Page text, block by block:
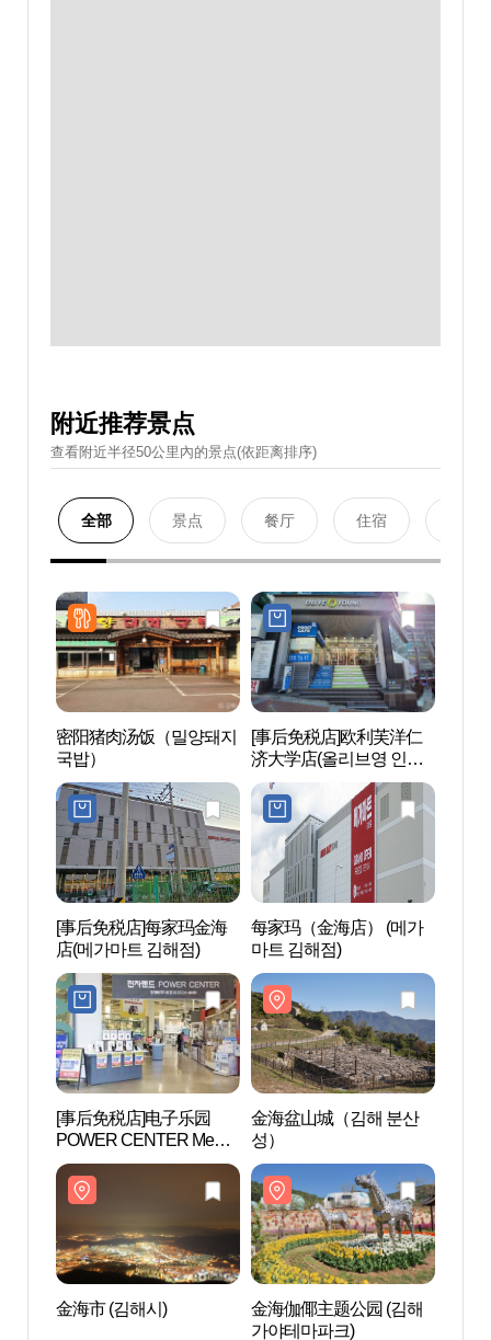
附近推荐景点
查看附近半径50公里內的景点(依距离排序)
全部 景点 餐厅 住宿
密阳猪肉汤饭（밀양돼지
국밥）
[事后免税店]欧利芙洋仁
济大学店(올리브영 인제
대점)
[事后免税店]每家玛金海
店(메가마트 김해점)
每家玛（金海店） (메가
마트 김해점)
[事后免税店]电子乐园
POWER CENTER Mega
Mart金海店(전자랜드파워
센터 메가마트 김해점)
金海盆山城（김해 분산
성）
金海市 (김해시)
金海伽倻主题公园 (김해
가야테마파크)